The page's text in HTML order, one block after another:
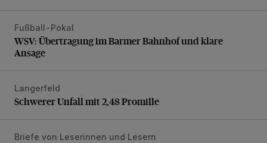
WSV: Übertragung im Barmer Bahnhof und klare Ansage
Fußball-Pokal
WSV: Übertragung im Barmer Bahnhof und klare
Ansage
Schwerer Unfall mit 2,48 Promille
Langerfeld
Schwerer Unfall mit 2,48 Promille
„Stoßdämpfertest mit Unterbodenbehandlung“
Briefe von Leserinnen und Lesern